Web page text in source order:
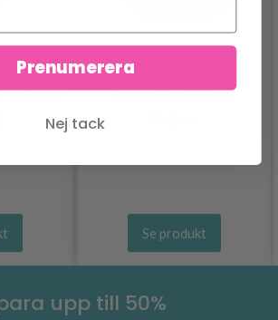
Se produkt
upp till 50%
Prenumerera
Nej tack